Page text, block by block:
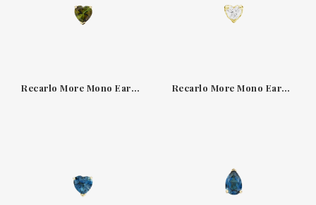
Recarlo More Mono Earring Green Tourmaline E86PX024GTRV Recarlo More Mono Earring Heart Diamond E67PX001M